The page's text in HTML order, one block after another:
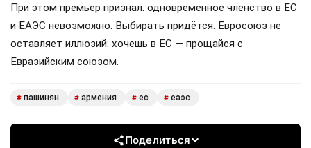
При этом премьер признал: одновременное членство в ЕС
и ЕАЭС невозможно. Выбирать придётся. Евросоюз не
оставляет иллюзий: хочешь в ЕС — прощайся с
Евразийским союзом.
# пашинян # армения # ес # еаэс
Поделиться